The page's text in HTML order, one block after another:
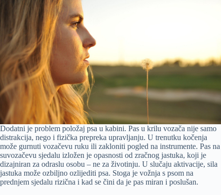
Dodatni je problem položaj psa u kabini. Pas u krilu vozača nije samo
distrakcija, nego i fizička prepreka upravljanju. U trenutku kočenja
može gurnuti vozačevu ruku ili zakloniti pogled na instrumente. Pas na
suvozačevu sjedalu izložen je opasnosti od zračnog jastuka, koji je
dizajniran za odraslu osobu – ne za životinju. U slučaju aktivacije, sila
jastuka može ozbiljno ozlijediti psa. Stoga je vožnja s psom na
prednjem sjedalu rizična i kad se čini da je pas miran i poslušan.